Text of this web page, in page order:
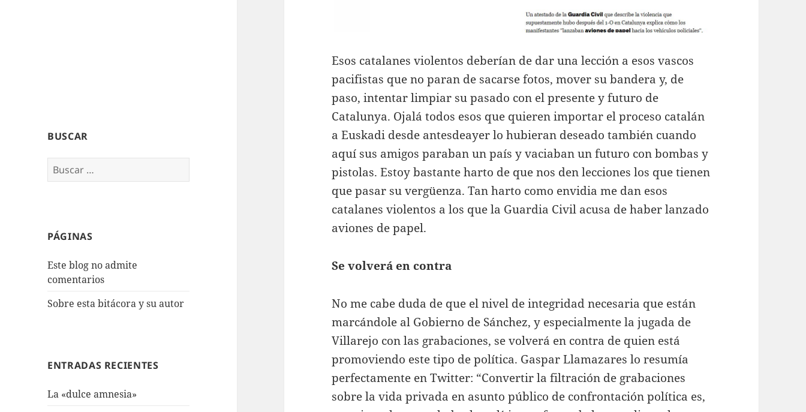
BUSCAR
Buscar:
PÁGINAS
Este blog no admite
comentarios
Sobre esta bitácora y su autor
ENTRADAS RECIENTES
La «dulce amnesia»
Esos catalanes violentos deberían de dar una lección a esos vascos
pacifistas que no paran de sacarse fotos, mover su bandera y, de
paso, intentar limpiar su pasado con el presente y futuro de
Catalunya. Ojalá todos esos que quieren importar el proceso catalán
a Euskadi desde antesdeayer lo hubieran deseado también cuando
aquí sus amigos paraban un país y vaciaban un futuro con bombas y
pistolas. Estoy bastante harto de que nos den lecciones los que tienen
que pasar su vergüenza. Tan harto como envidia me dan esos
catalanes violentos a los que la Guardia Civil acusa de haber lanzado
aviones de papel.
Se volverá en contra
No me cabe duda de que el nivel de integridad necesaria que están
marcándole al Gobierno de Sánchez, y especialmente la jugada de
Villarejo con las grabaciones, se volverá en contra de quien está
promoviendo este tipo de política. Gaspar Llamazares lo resumía
perfectamente en Twitter: “Convertir la filtración de grabaciones
sobre la vida privada en asunto público de confrontación política es,